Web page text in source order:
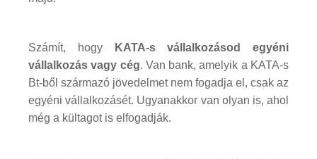
Számít, hogy
KATA-s vállalkozásod egyéni
vállalkozás vagy cég. Van bank, amelyik a KATA-s
Bt-ből származó jövedelmet nem fogadja el, csak az
egyéni vállalkozásét. Ugyanakkor van olyan is, ahol
még a kültagot is elfogadják.